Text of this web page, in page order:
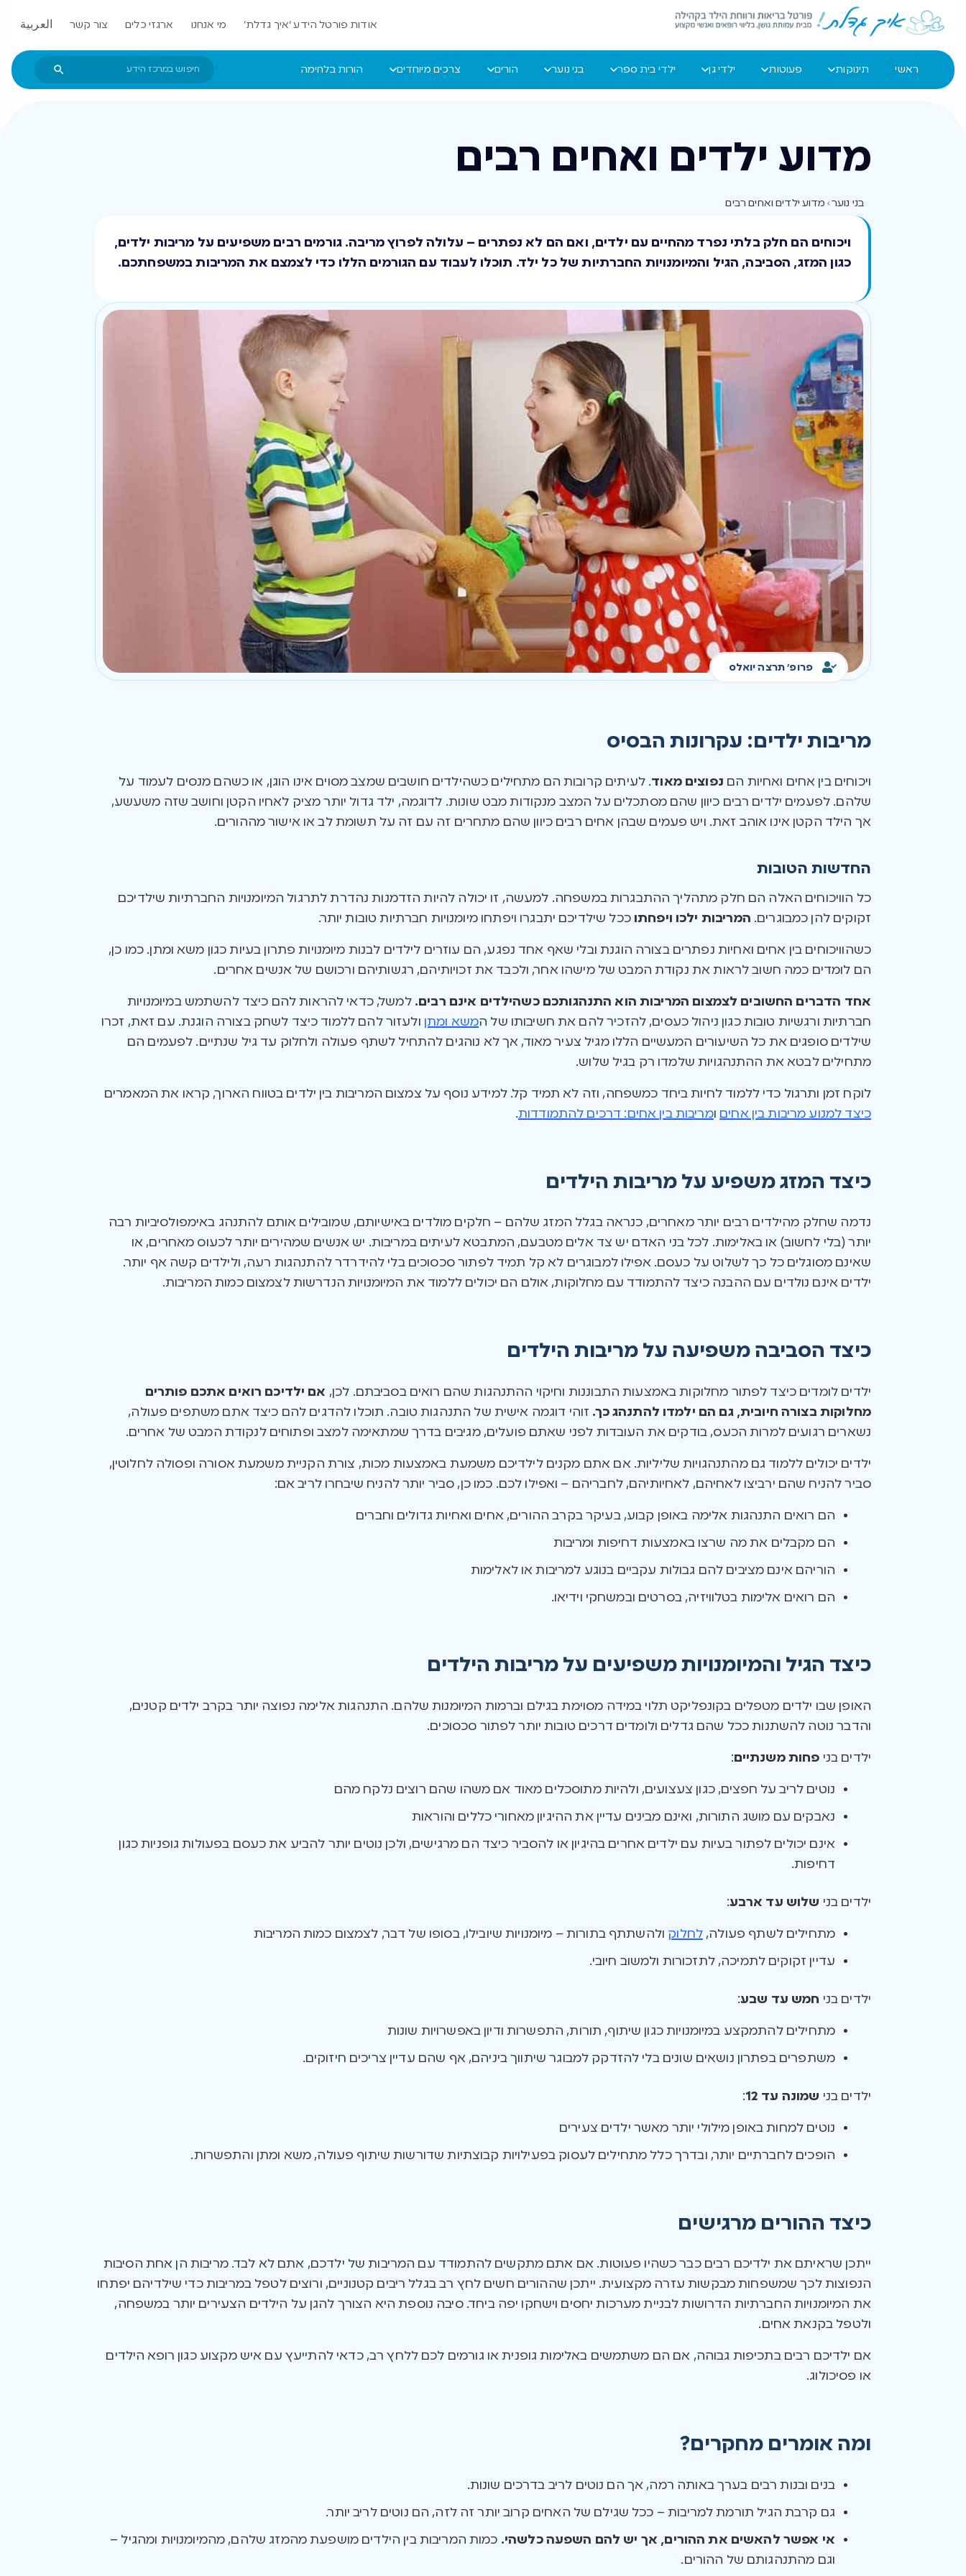
אודות פורטל הידע ‘איך גדלת’ מי אנחנו ארגזי כלים צור קשר العربية
ראשי תינוקות פעוטות ילדי גן ילדי בית ספר בני נוער הורים צרכים מיוחדים הורות בלחימה
מדוע ילדים ואחים רבים
בני נוער› מדוע ילדים ואחים רבים
ויכוחים הם חלק בלתי נפרד מהחיים עם ילדים, ואם הם לא נפתרים – עלולה לפרוץ מריבה. גורמים רבים משפיעים על מריבות ילדים,
כגון המזג, הסביבה, הגיל והמיומנויות החברתיות של כל ילד. תוכלו לעבוד עם הגורמים הללו כדי לצמצם את המריבות במשפחתכם.
פרופ' תרצה יואלס
מריבות ילדים: עקרונות הבסיס
ויכוחים בין אחים ואחיות הם נפוצים מאוד. לעיתים קרובות הם מתחילים כשהילדים חושבים שמצב מסוים אינו הוגן, או כשהם מנסים לעמוד על
שלהם. לפעמים ילדים רבים כיוון שהם מסתכלים על המצב מנקודות מבט שונות. לדוגמה, ילד גדול יותר מציק לאחיו הקטן וחושב שזה משעשע,
אך הילד הקטן אינו אוהב זאת. ויש פעמים שבהן אחים רבים כיוון שהם מתחרים זה עם זה על תשומת לב או אישור מההורים.
החדשות הטובות
כל הוויכוחים האלה הם חלק מתהליך ההתבגרות במשפחה. למעשה, זו יכולה להיות הזדמנות נהדרת לתרגול המיומנויות החברתיות שילדיכם
זקוקים להן כמבוגרים. המריבות ילכו ויפחתו ככל שילדיכם יתבגרו ויפתחו מיומנויות חברתיות טובות יותר.
כשהוויכוחים בין אחים ואחיות נפתרים בצורה הוגנת ובלי שאף אחד נפגע, הם עוזרים לילדים לבנות מיומנויות פתרון בעיות כגון משא ומתן. כמו כן,
הם לומדים כמה חשוב לראות את נקודת המבט של מישהו אחר, ולכבד את זכויותיהם, רגשותיהם ורכושם של אנשים אחרים.
אחד הדברים החשובים לצמצום המריבות הוא התנהגותכם כשהילדים אינם רבים. למשל, כדאי להראות להם כיצד להשתמש במיומנויות
חברתיות ורגשיות טובות כגון ניהול כעסים, להזכיר להם את חשיבותו של המשא ומתן ולעזור להם ללמוד כיצד לשחק בצורה הוגנת. עם זאת, זכרו
שילדים סופגים את כל השיעורים המעשיים הללו מגיל צעיר מאוד, אך לא נוהגים להתחיל לשתף פעולה ולחלוק עד גיל שנתיים. לפעמים הם
מתחילים לבטא את ההתנהגויות שלמדו רק בגיל שלוש.
לוקח זמן ותרגול כדי ללמוד לחיות ביחד כמשפחה, וזה לא תמיד קל. למידע נוסף על צמצום המריבות בין ילדים בטווח הארוך, קראו את המאמרים
כיצד למנוע מריבות בין אחים ומריבות בין אחים: דרכים להתמודדות.
כיצד המזג משפיע על מריבות הילדים
נדמה שחלק מהילדים רבים יותר מאחרים, כנראה בגלל המזג שלהם – חלקים מולדים באישיותם, שמובילים אותם להתנהג באימפולסיביות רבה
יותר (בלי לחשוב) או באלימות. לכל בני האדם יש צד אלים מטבעם, המתבטא לעיתים במריבות. יש אנשים שמהירים יותר לכעוס מאחרים, או
שאינם מסוגלים כל כך לשלוט על כעסם. אפילו למבוגרים לא קל תמיד לפתור סכסוכים בלי להידרדר להתנהגות רעה, ולילדים קשה אף יותר.
ילדים אינם נולדים עם ההבנה כיצד להתמודד עם מחלוקות, אולם הם יכולים ללמוד את המיומנויות הנדרשות לצמצום כמות המריבות.
כיצד הסביבה משפיעה על מריבות הילדים
ילדים לומדים כיצד לפתור מחלוקות באמצעות התבוננות וחיקוי ההתנהגות שהם רואים בסביבתם. לכן, אם ילדיכם רואים אתכם פותרים
מחלוקות בצורה חיובית, גם הם ילמדו להתנהג כך. זוהי דוגמה אישית של התנהגות טובה. תוכלו להדגים להם כיצד אתם משתפים פעולה,
נשארים רגועים למרות הכעס, בודקים את העובדות לפני שאתם פועלים, מגיבים בדרך שמתאימה למצב ופתוחים לנקודת המבט של אחרים.
ילדים יכולים ללמוד גם מהתנהגויות שליליות. אם אתם מקנים לילדיכם משמעת באמצעות מכות, צורת הקניית משמעת אסורה ופסולה לחלוטין,
סביר להניח שהם ירביצו לאחיהם, לאחיותיהם, לחבריהם – ואפילו לכם. כמו כן, סביר יותר להניח שיבחרו לריב אם:
הם רואים התנהגות אלימה באופן קבוע, בעיקר בקרב ההורים, אחים ואחיות גדולים וחברים
הם מקבלים את מה שרצו באמצעות דחיפות ומריבות
הוריהם אינם מציבים להם גבולות עקביים בנוגע למריבות או לאלימות
הם רואים אלימות בטלוויזיה, בסרטים ובמשחקי וידיאו.
כיצד הגיל והמיומנויות משפיעים על מריבות הילדים
האופן שבו ילדים מטפלים בקונפליקט תלוי במידה מסוימת בגילם וברמות המיומנות שלהם. התנהגות אלימה נפוצה יותר בקרב ילדים קטנים,
והדבר נוטה להשתנות ככל שהם גדלים ולומדים דרכים טובות יותר לפתור סכסוכים.
ילדים בני פחות משנתיים:
נוטים לריב על חפצים, כגון צעצועים, ולהיות מתוסכלים מאוד אם משהו שהם רוצים נלקח מהם
נאבקים עם מושג התורות, ואינם מבינים עדיין את ההיגיון מאחורי כללים והוראות
אינם יכולים לפתור בעיות עם ילדים אחרים בהיגיון או להסביר כיצד הם מרגישים, ולכן נוטים יותר להביע את כעסם בפעולות גופניות כגון
דחיפות.
ילדים בני שלוש עד ארבע:
מתחילים לשתף פעולה, לחלוק ולהשתתף בתורות – מיומנויות שיובילו, בסופו של דבר, לצמצום כמות המריבות
עדיין זקוקים לתמיכה, לתזכורות ולמשוב חיובי.
ילדים בני חמש עד שבע:
מתחילים להתמקצע במיומנויות כגון שיתוף, תורות, התפשרות ודיון באפשרויות שונות
משתפרים בפתרון נושאים שונים בלי להזדקק למבוגר שיתווך ביניהם, אף שהם עדיין צריכים חיזוקים.
ילדים בני שמונה עד 12 :
נוטים למחות באופן מילולי יותר מאשר ילדים צעירים
הופכים לחברתיים יותר, ובדרך כלל מתחילים לעסוק בפעילויות קבוצתיות שדורשות שיתוף פעולה, משא ומתן והתפשרות.
כיצד ההורים מרגישים
ייתכן שראיתם את ילדיכם רבים כבר כשהיו פעוטות. אם אתם מתקשים להתמודד עם המריבות של ילדכם, אתם לא לבד. מריבות הן אחת הסיבות
הנפוצות לכך שמשפחות מבקשות עזרה מקצועית. ייתכן שההורים חשים לחץ רב בגלל ריבים קטנוניים, ורוצים לטפל במריבות כדי שילדיהם יפתחו
את המיומנויות החברתיות הדרושות לבניית מערכות יחסים וישחקו יפה ביחד. סיבה נוספת היא הצורך להגן על הילדים הצעירים יותר במשפחה,
ולטפל בקנאת אחים.
אם ילדיכם רבים בתכיפות גבוהה, אם הם משתמשים באלימות גופנית או גורמים לכם ללחץ רב, כדאי להתייעץ עם איש מקצוע כגון רופא הילדים
או פסיכולוג.
ומה אומרים מחקרים?
בנים ובנות רבים בערך באותה רמה, אך הם נוטים לריב בדרכים שונות.
גם קרבת הגיל תורמת למריבות – ככל שגילם של האחים קרוב יותר זה לזה, הם נוטים לריב יותר.
אי אפשר להאשים את ההורים, אך יש להם השפעה כלשהי. כמות המריבות בין הילדים מושפעת מהמזג שלהם, מהמיומנויות ומהגיל –
וגם מהתנהגותם של ההורים.